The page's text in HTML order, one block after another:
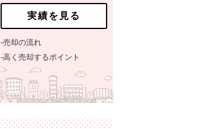
実績を見る
-売却の流れ
-高く売却するポイント